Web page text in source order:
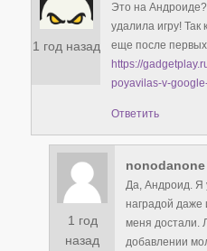
1 год назад
Это на Андроиде?
удалила игру!
еще после
https://
poyavilas-v-
Ответить
1 год
назад
nonodanone
Да, Андроид. Я
наградой даже
меня достали.
добавлении